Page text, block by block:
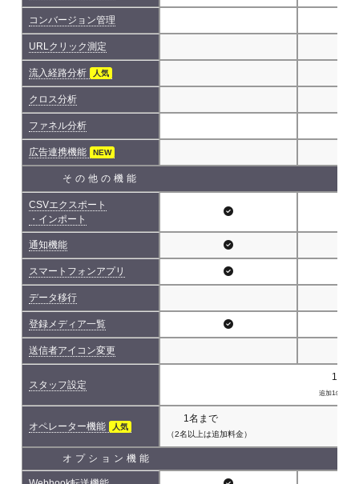
コンバージョン管理
URLクリック測定
流入経路分析 人気
クロス分析
ファネル分析
広告連携機能 NEW
その他の機能
CSVエクスポート
・インポート
通知機能
スマートフォンアプリ
データ移行
登録メディア一覧
送信者アイコン変更
スタッフ設定
1名(
追加1名につ
オペレーター機能 人気
1名まで
（2名以上は追加料金）
オプション機能